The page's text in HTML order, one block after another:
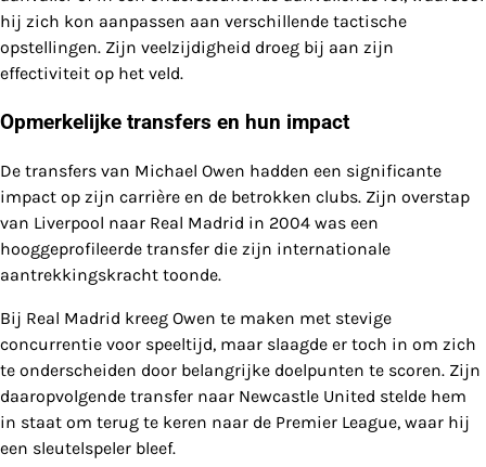
hij zich kon aanpassen aan verschillende tactische
opstellingen. Zijn veelzijdigheid droeg bij aan zijn
effectiviteit op het veld.
Opmerkelijke transfers en hun impact
De transfers van Michael Owen hadden een significante
impact op zijn carrière en de betrokken clubs. Zijn overstap
van Liverpool naar Real Madrid in 2004 was een
hooggeprofileerde transfer die zijn internationale
aantrekkingskracht toonde.
Bij Real Madrid kreeg Owen te maken met stevige
concurrentie voor speeltijd, maar slaagde er toch in om zich
te onderscheiden door belangrijke doelpunten te scoren. Zijn
daaropvolgende transfer naar Newcastle United stelde hem
in staat om terug te keren naar de Premier League, waar hij
een sleutelspeler bleef.